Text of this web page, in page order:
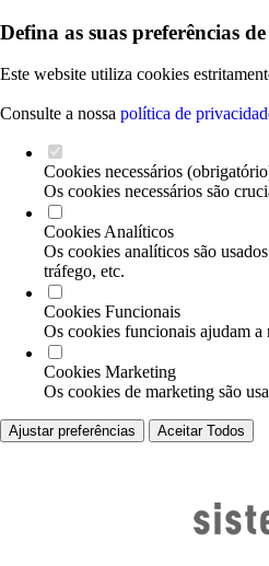
Defina as suas preferências
Este website utiliza cookies
Consulte a nossa política de
Cookies necessários
Os cookies necessários são
Cookies Analíticos
Os cookies analíticos são
tráfego, etc.
Cookies Funcionais
Os cookies funcionais ajudam a
Cookies Marketing
Os cookies de marketing são
Ajustar preferências Aceitar Todos